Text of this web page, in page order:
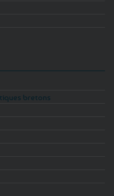
bretons